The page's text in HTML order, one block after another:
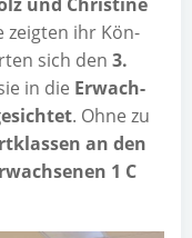
zeig­ten ihr Kön­
sich den 3.
in die Erwach­
. Ohne zu
an den
1 C